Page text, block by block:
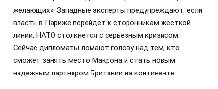
желающих». Западные эксперты предупреждают: если
власть в Париже перейдет к сторонникам жесткой
линии, НАТО столкнется с серьезным кризисом.
Сейчас дипломаты ломают голову над тем, кто
сможет занять место Макрона и стать новым
надежным партнером Британии на континенте.